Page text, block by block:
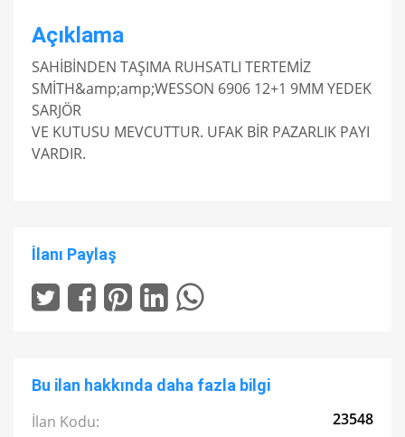
Açıklama
SAHİBİNDEN TAŞIMA RUHSATLI TERTEMİZ
SMİTH&amp;amp;WESSON 6906 12+1 9MM YEDEK
SARJÖR
VE KUTUSU MEVCUTTUR. UFAK BİR PAZARLIK PAYI
VARDIR.
İlanı Paylaş
Bu ilan hakkında daha fazla bilgi
İlan Kodu:
23548